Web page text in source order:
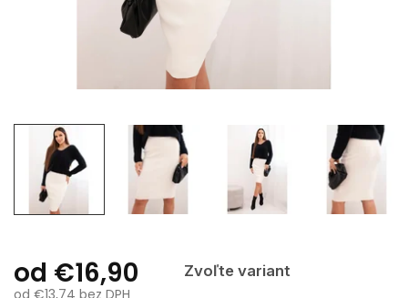
od €16,90
Zvoľte variant
od €13,74 bez DPH